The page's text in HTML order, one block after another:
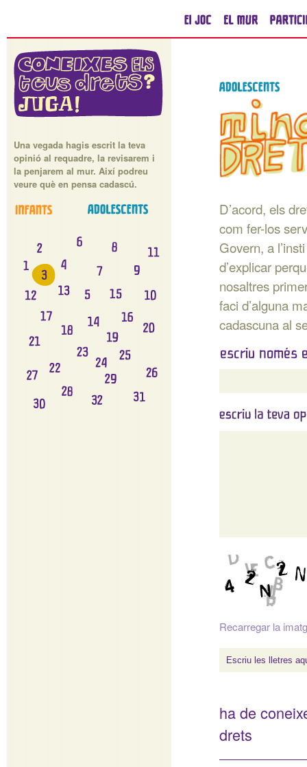
Una vegada hagis escrit la teva
opinió al requadre, la revisarem i
la penjarem al mur. Així podreu
veure què en pensa cadascú.
D’acord, els
com fer-los
Govern, a
d’explicar
nosaltres
faci d’alguna
cadascuna al
Recarregar la
ha de
drets